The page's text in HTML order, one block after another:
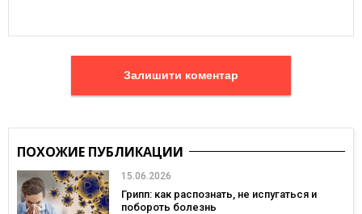
Залишити коментар
ПОХОЖИЕ ПУБЛИКАЦИИ
15.06.2026
Грипп: как распознать, не испугаться и
побороть болезнь